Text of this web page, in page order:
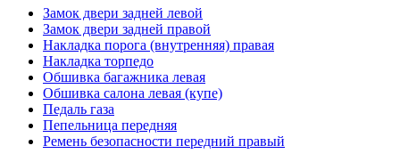
Замок двери задней левой
Замок двери задней правой
Накладка порога (внутренняя) правая
Накладка торпедо
Обшивка багажника левая
Обшивка салона левая (купе)
Педаль газа
Пепельница передняя
Ремень безопасности передний правый